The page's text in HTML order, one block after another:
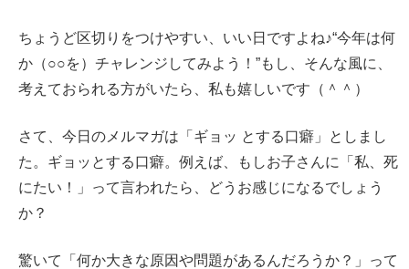
ちょうど区切りをつけやすい、いい日ですよね♪“今年は何
か（○○を）チャレンジしてみよう！”もし、そんな風に、
考えておられる方がいたら、私も嬉しいです（＾＾）
さて、今日のメルマガは「ギョッ とする口癖」としまし
た。ギョッとする口癖。例えば、もしお子さんに「私、死
にたい！」って言われたら、どうお感じになるでしょう
か？
驚いて「何か大きな原因や問題があるんだろうか？」って